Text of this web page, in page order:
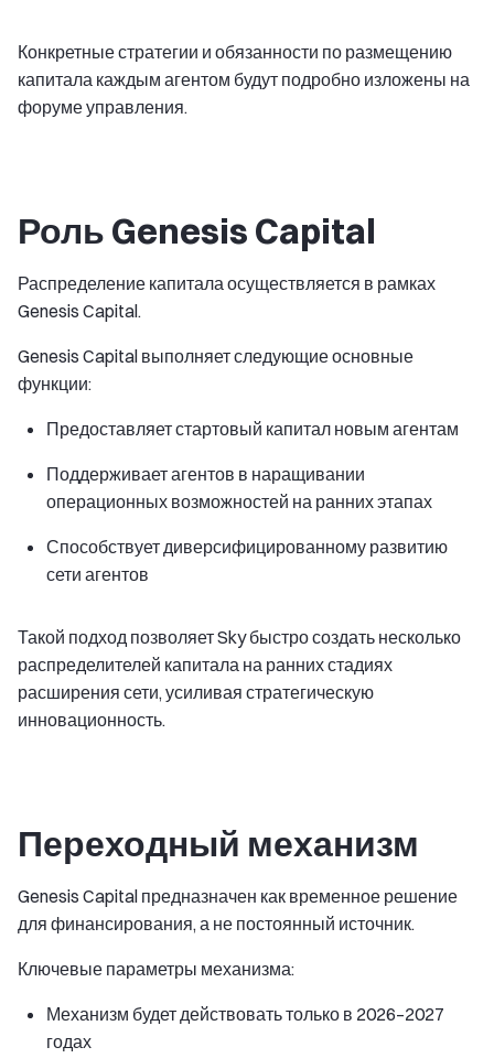
Конкретные стратегии и обязанности по размещению
капитала каждым агентом будут подробно изложены на
форуме управления.
Роль Genesis Capital
Распределение капитала осуществляется в рамках
Genesis Capital.
Genesis Capital выполняет следующие основные
функции:
Предоставляет стартовый капитал новым агентам
Поддерживает агентов в наращивании
операционных возможностей на ранних этапах
Способствует диверсифицированному развитию
сети агентов
Такой подход позволяет Sky быстро создать несколько
распределителей капитала на ранних стадиях
расширения сети, усиливая стратегическую
инновационность.
Переходный механизм
Genesis Capital предназначен как временное решение
для финансирования, а не постоянный источник.
Ключевые параметры механизма:
Механизм будет действовать только в 2026–2027
годах